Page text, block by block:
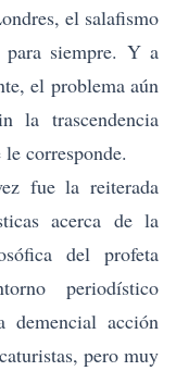
el salafismo
siempre. Y a
el problema aún
la trascendencia
corresponde.
fue la reiterada
acerca de la
del profeta
periodístico
acción
pero muy